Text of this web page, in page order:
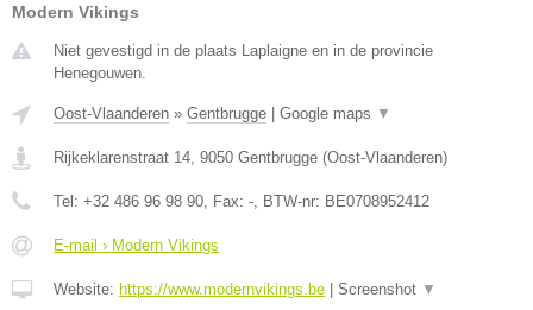
Modern Vikings
Niet gevestigd in de plaats Laplaigne en in de provincie
Henegouwen.
Oost-Vlaanderen » Gentbrugge Google maps ▼
Rijkeklarenstraat 14, 9050 Gentbrugge (Oost-Vlaanderen)
Tel: +32 486 96 98 90, Fax: -, BTW-nr: BE0708952412
E-mail › Modern Vikings
Website: https://www.modernvikings.be Screenshot ▼